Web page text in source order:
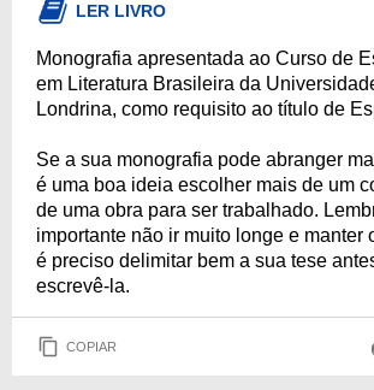
LER LIVRO
Monografia apresentada ao Curso de
em Literatura Brasileira da
Londrina, como requisito ao título de
Se a sua monografia pode abranger
é uma boa ideia escolher mais de um
de uma obra para ser trabalhado.
importante não ir muito longe e manter
é preciso delimitar bem a sua tese
escrevê-la.
COPIAR